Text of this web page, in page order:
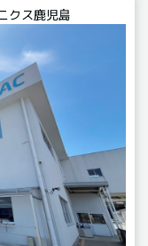
クス鹿児島